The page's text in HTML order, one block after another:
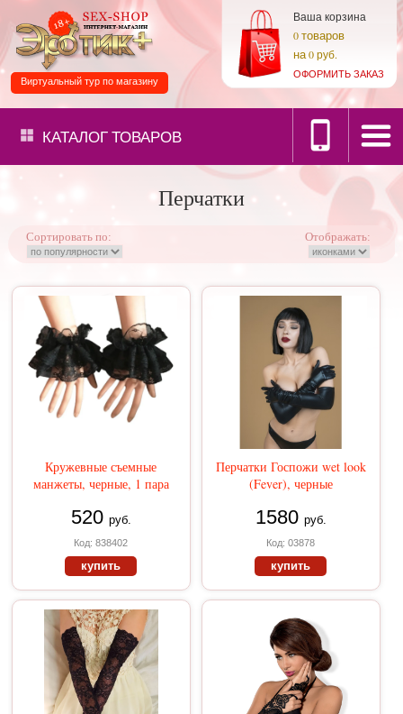
Ваша корзина
0товаров
на0 руб.
ОФОРМИТЬ ЗАКАЗ
Виртуальный тур по магазину
КАТАЛОГТОВАРОВ
Перчатки
Сортировать по: Отображать:
Кружевные съемные
манжеты, черные, 1 пара
520 руб.
Код: 838402
купить
Перчатки Госпожи wet look
(Fever), черные
1580 руб.
Код: 03878
купить